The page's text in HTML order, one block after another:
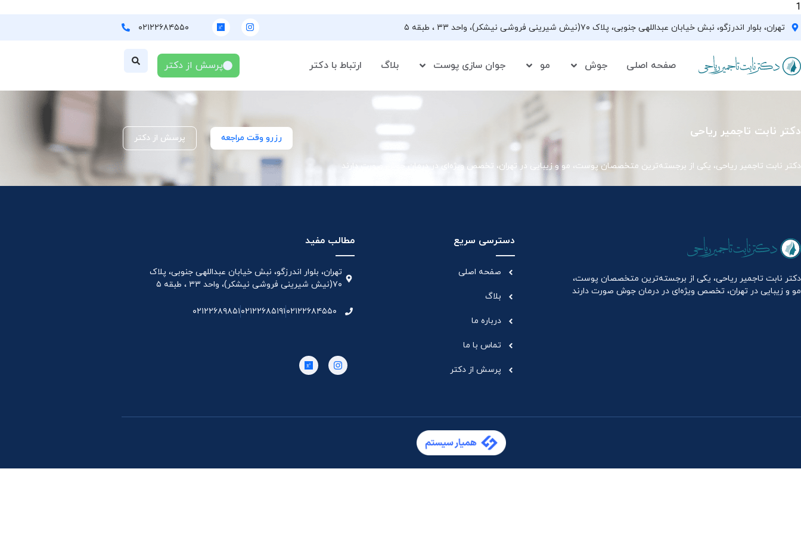
1
تهران، بلوار اندرزگو، نبش خیابان عبداللهی جنوبی، پلاک ۷۰(نیش شیرینی فروشی نیشکر)، واحد ۳۳ ، طبقه ۵ ۰۲۱۲۲۶۸۴۵۵۰
صفحه اصلی جوش مو جوان سازی پوست بلاگ ارتباط با دکتر پرسش از دکتر
دکتر نابت تاجمیر ریاحی
دکتر نابت تاجمیر ریاحی، یکی از برجسته‌ترین متخصصان پوست، مو و زیبایی در تهران، تخصص ویژه‌ای در درمان جوش صورت دارند
رزرو وقت مراجعه پرسش از دکتر
دکتر نابت تاجمیر ریاحی، یکی از برجسته‌ترین متخصصان پوست،
مو و زیبایی در تهران، تخصص ویژه‌ای در درمان جوش صورت دارند
دسترسی سریع
صفحه اصلی
بلاگ
درباره ما
تماس با ما
پرسش از دکتر
مطالب مفید
تهران، بلوار اندرزگو، نبش خیابان عبداللهی جنوبی، پلاک
۷۰(نیش شیرینی فروشی نیشکر)، واحد ۳۳ ، طبقه ۵
۰۲۱۲۲۶۸۴۵۵۰۰۲۱۲۲۶۸۵۱۹۱۰۲۱۲۲۶۸۹۸۵۱